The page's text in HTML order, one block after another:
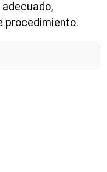
procedimiento.